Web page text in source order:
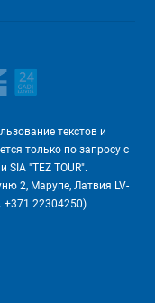
текстов и
только по запросу с
"TEZ TOUR".
2, Марупе, Латвия LV-
+371 22304250)